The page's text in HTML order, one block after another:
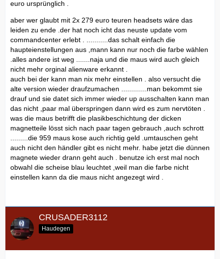
euro ursprünglich .
aber wer glaubt mit 2x 279 euro teuren headsets wäre das
leiden zu ende .der hat noch icht das neuste update vom
commandcenter erlebt . ...........das schalt einfach die
haupteienstellungen aus ,mann kann nur noch die farbe wählen
.alles andere ist weg .......naja und die maus wird auch gleich
nicht mehr orginal alienware erkannt .
auch bei der kann man nix mehr einstellen . also versucht die
alte version wieder draufzumachen .............man bekommt sie
drauf und sie datet sich immer wieder up ausschalten kann man
das nicht ,paar mal überspringen dann wird es zum nervtöten .
was die maus betrifft die plasikbeschichtung der dicken
magnetteile lösst sich nach paar tagen gebrauch ,auch schrott
.........die 959 maus kose auch richtig geld .umtauschen geht
auch nicht den händler gibt es nicht mehr. habe jetzt die dünnen
magnete wieder drann geht auch . benutze ich erst mal noch
obwahl die scheise blau leuchtet ,weil man die farbe nicht
einstellen kann da die maus nicht angezegt wird .
CRUSADER3112
Haudegen